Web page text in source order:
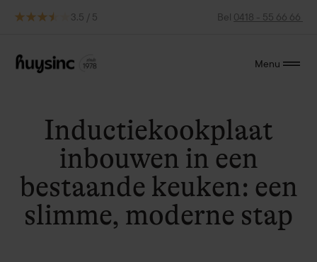
3.5 / 5 Bel 0418 - 55 66 66
Menu
Inductiekookplaat
inbouwen in een
bestaande keuken: een
slimme, moderne stap